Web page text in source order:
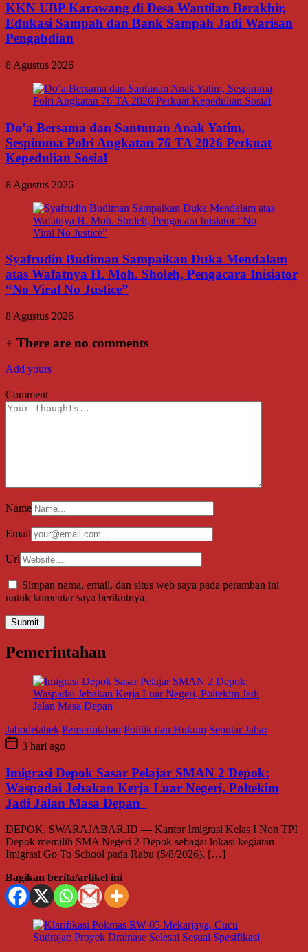
KKN UBP Karawang di Desa Wantilan Berakhir,
Edukasi Sampah dan Bank Sampah Jadi Warisan
Pengabdian
8 Agustus 2026
Do’a Bersama dan Santunan Anak Yatim,
Sespimma Polri Angkatan 76 TA 2026 Perkuat
Kepedulian Sosial
8 Agustus 2026
Syafrudin Budiman Sampaikan Duka Mendalam
atas Wafatnya H. Moh. Sholeh, Pengacara Inisiator
“No Viral No Justice”
8 Agustus 2026
+ There are no comments
Add yours
Comment
Name
Email
Url
Simpan nama, email, dan situs web saya pada peramban ini
untuk komentar saya berikutnya.
Pemerintahan
Jabodetabek Pemerintahan Politik dan Hukum Seputar Jabar
3 hari ago
Imigrasi Depok Sasar Pelajar SMAN 2 Depok:
Waspadai Jebakan Kerja Luar Negeri, Poltekim
Jadi Jalan Masa Depan
DEPOK, SWARAJABAR.ID — Kantor Imigrasi Kelas I Non TPI
Depok memilih SMA Negeri 2 Depok sebagai lokasi kegiatan
Imigrasi Go To School pada Rabu (5/8/2026), […]
Bagikan berita/artikel ini